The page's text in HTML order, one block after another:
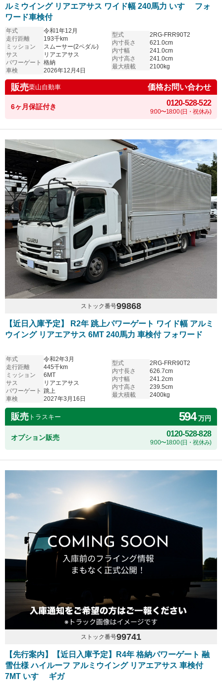
ルミウイング リアエアサス ワイド幅 240馬力 いすゞ フォ
ワード車検付
年式
令和1年12月
走行距離
193千km
ミッション
スムーサー(2ペダル)
サス
リアエアサス
パワーゲート 格納
車検
2026年12月4日
型式
2RG-FRR90T2
内寸長さ
621.0cm
内寸幅
241.0cm
内寸高さ
241.0cm
最大積載
2100kg
販売栗山自動車 価格お問い合わせ
6ヶ月保証付き 0120-528-522
9:00〜18:00 (日・祝休み)
ストック番号99868
【近日入庫予定】 R2年 跳上パワーゲート ワイド幅 アルミ
ウイング リアエアサス 6MT 240馬力 車検付 フォワード
年式
令和2年3月
走行距離
445千km
ミッション
6MT
サス
リアエアサス
パワーゲート 跳上
車検
2027年3月16日
型式
2RG-FRR90T2
内寸長さ
626.7cm
内寸幅
241.2cm
内寸高さ
239.5cm
最大積載
2400kg
販売 トラスキー 594万円
オプション販売 0120-528-828
9:00〜18:00 (日・祝休み)
ストック番号99741
【先行案内】【近日入庫予定】R4年 格納パワーゲート 融
雪仕様 ハイルーフ アルミウイング リアエアサス 車検付
7MT いすゞ ギガ